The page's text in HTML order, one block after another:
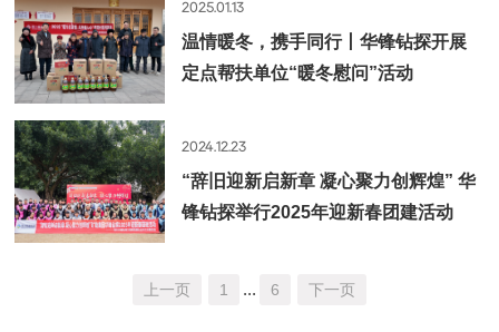
2025.01.13
温情暖冬，携手同行丨华锋钻探开展
定点帮扶单位“暖冬慰问”活动
2024.12.23
“辞旧迎新启新章 凝心聚力创辉煌” 华
锋钻探举行2025年迎新春团建活动
上一页 1 ... 6 下一页